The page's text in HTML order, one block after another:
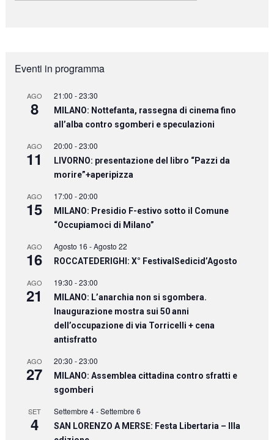
Eventi in programma
AGO
8
21:00 -23:30
MILANO: Nottefanta, rassegna di cinema fino
all’alba contro sgomberi e speculazioni
AGO
11
20:00 -23:00
LIVORNO: presentazione del libro “Pazzi da
morire”+aperipizza
AGO
15
17:00 -20:00
MILANO: Presidio F-estivo sotto il Comune
“Occupiamoci di Milano”
AGO
16
Agosto 16 -Agosto 22
ROCCATEDERIGHI: X° FestivalSedicid’Agosto
AGO
21
19:30 -23:00
MILANO: L’anarchia non si sgombera.
Inaugurazione mostra sui 50 anni
dell’occupazione di via Torricelli + cena
antisfratto
AGO
27
20:30 -23:00
MILANO: Assemblea cittadina contro sfratti e
sgomberi
SET
4
Settembre 4-Settembre 6
SAN LORENZO A MERSE: Festa Libertaria – IIIa